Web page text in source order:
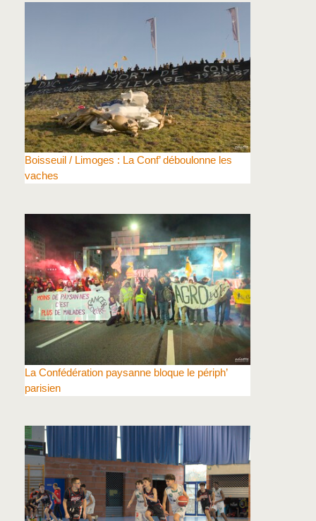
Boisseuil / Limoges : La Conf’ déboulonne les
vaches
La Confédération paysanne bloque le périph’
parisien